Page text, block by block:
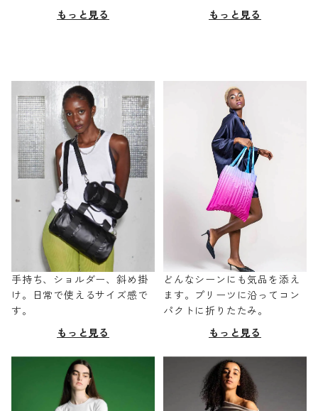
もっと見る
もっと見る
手持ち、ショルダー、斜め掛
け。日常で使えるサイズ感で
す。
もっと見る
どんなシーンにも気品を添え
ます。プリーツに沿ってコン
パクトに折りたたみ。
もっと見る